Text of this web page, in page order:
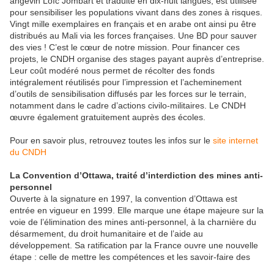
pour sensibiliser les populations vivant dans des zones à risques.
Vingt mille exemplaires en français et en arabe ont ainsi pu être
distribués au Mali via les forces françaises. Une BD pour sauver
des vies ! C’est le cœur de notre mission. Pour financer ces
projets, le CNDH organise des stages payant auprès d’entreprise.
Leur coût modéré nous permet de récolter des fonds
intégralement réutilisés pour l’impression et l’acheminement
d’outils de sensibilisation diffusés par les forces sur le terrain,
notamment dans le cadre d’actions civilo-militaires. Le CNDH
œuvre également gratuitement auprès des écoles.
Pour en savoir plus, retrouvez toutes les infos sur le site internet
du CNDH
La Convention d’Ottawa, traité d’interdiction des mines anti-
personnel
Ouverte à la signature en 1997, la convention d’Ottawa est
entrée en vigueur en 1999. Elle marque une étape majeure sur la
voie de l’élimination des mines anti-personnel, à la charnière du
désarmement, du droit humanitaire et de l’aide au
développement. Sa ratification par la France ouvre une nouvelle
étape : celle de mettre les compétences et les savoir-faire des